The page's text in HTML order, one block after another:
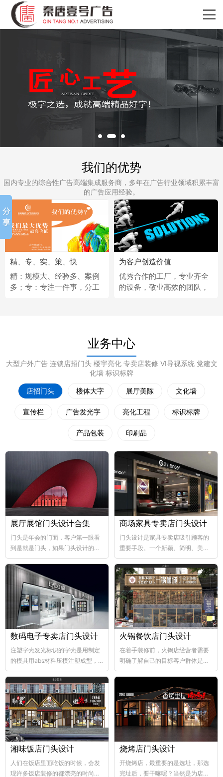
我们的优势
国内专业的综合性广告高端集成服务商，多年在广告行业领域积累丰富
的广告应用经验。
精、专、实、策、快
精：规模大、经验多、案例
多；专：专注一件事，分工
为客户创造价值
优秀合作的工厂，专业齐全
的设备，敬业高效的团队，
业务中心
大型户外广告 连锁店招门头 楼宇亮化 专卖店装修 VI导视系统 党建文
化墙 标识标牌
店招门头 楼体大字 展厅美陈 文化墙
宣传栏 广告发光字 亮化工程 标识标牌
产品包装 印刷品
展厅展馆门头设计合集
门头是年会的门面，客户第一眼看
到是就是门头，如果门头设计的比
较好，那年会也向...
商场家具专卖店门头设计
门头设计是家具专卖店吸引顾客的
重要手段。一个新颖、简明、美观
大方的门...
数码电子专卖店门头设计
注塑字壳发光标识的字壳是用制定
的模具用abs材料压模注塑成型，
abs韧性好、不易破碎...
火锅餐饮店门头设计
在着手装修前，火锅店经营者需要
明确了解自己的目标客户群体是哪
个层次，这样...
湘味饭店门头设计
人们在饭店里面吃饭的时候，会发
现许多饭店装修的都漂亮的时尚，
烧烤店门头设计
开烧烤店，最重要的是选址，那选
完址后，要干嘛呢？当然是为店铺